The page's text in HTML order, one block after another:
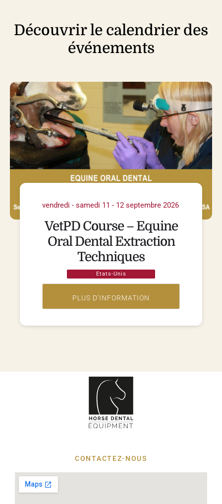
Découvrir le calendrier des
événements
vendredi - samedi 11 - 12 septembre 2026
VetPD Course – Equine
Oral Dental Extraction
Techniques
Etats-Unis
CONTACTEZ-NOUS